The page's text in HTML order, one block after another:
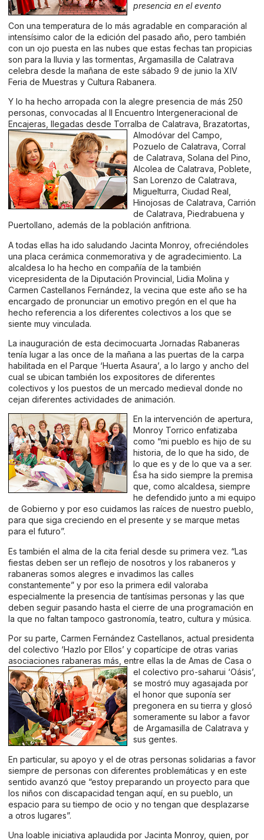
presencia en el evento
Con una temperatura de lo más agradable en comparación al
intensísimo calor de la edición del pasado año, pero también
con un ojo puesta en las nubes que estas fechas tan propicias
son para la lluvia y las tormentas, Argamasilla de Calatrava
celebra desde la mañana de este sábado 9 de junio la XIV
Feria de Muestras y Cultura Rabanera.
Y lo ha hecho arropada con la alegre presencia de más 250
personas, convocadas al II Encuentro Intergeneracional de
Encajeras, llegadas desde Torralba de Calatrava, Brazatortas,
Almodóvar del Campo,
Pozuelo de Calatrava, Corral
de Calatrava, Solana del Pino,
Alcolea de Calatrava, Poblete,
San Lorenzo de Calatrava,
Miguelturra, Ciudad Real,
Hinojosas de Calatrava, Carrión
de Calatrava, Piedrabuena y
Puertollano, además de la población anfitriona.
A todas ellas ha ido saludando Jacinta Monroy, ofreciéndoles
una placa cerámica conmemorativa y de agradecimiento. La
alcaldesa lo ha hecho en compañía de la también
vicepresidenta de la Diputación Provincial, Lidia Molina y
Carmen Castellanos Fernández, la vecina que este año se ha
encargado de pronunciar un emotivo pregón en el que ha
hecho referencia a los diferentes colectivos a los que se
siente muy vinculada.
La inauguración de esta decimocuarta Jornadas Rabaneras
tenía lugar a las once de la mañana a las puertas de la carpa
habilitada en el Parque ‘Huerta Asaura’, a lo largo y ancho del
cual se ubican también los expositores de diferentes
colectivos y los puestos de un mercado medieval donde no
cejan diferentes actividades de animación.
En la intervención de apertura,
Monroy Torrico enfatizaba
como “mi pueblo es hijo de su
historia, de lo que ha sido, de
lo que es y de lo que va a ser.
Ésa ha sido siempre la premisa
que, como alcaldesa, siempre
he defendido junto a mi equipo
de Gobierno y por eso cuidamos las raíces de nuestro pueblo,
para que siga creciendo en el presente y se marque metas
para el futuro”.
Es también el alma de la cita ferial desde su primera vez. “Las
fiestas deben ser un reflejo de nosotros y los rabaneros y
rabaneras somos alegres e invadimos las calles
constantemente” y por eso la primera edil valoraba
especialmente la presencia de tantísimas personas y las que
deben seguir pasando hasta el cierre de una programación en
la que no faltan tampoco gastronomía, teatro, cultura y música.
Por su parte, Carmen Fernández Castellanos, actual presidenta
del colectivo ‘Hazlo por Ellos’ y copartícipe de otras varias
asociaciones rabaneras más, entre ellas la de Amas de Casa o
el colectivo pro-saharui ‘Oásis’,
se mostró muy agasajada por
el honor que suponía ser
pregonera en su tierra y glosó
someramente su labor a favor
de Argamasilla de Calatrava y
sus gentes.
En particular, su apoyo y el de otras personas solidarias a favor
siempre de personas con diferentes problemáticas y en este
sentido avanzó que “estoy preparando un proyecto para que
los niños con discapacidad tengan aquí, en su pueblo, un
espacio para su tiempo de ocio y no tengan que desplazarse
a otros lugares”.
Una loable iniciativa aplaudida por Jacinta Monroy, quien, por